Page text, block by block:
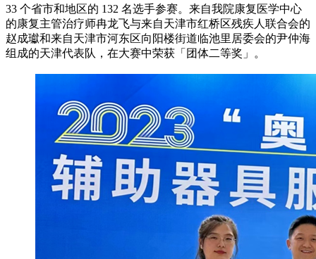
33 个省市和地区的 132 名选手参赛。来自我院康复医学中心
的康复主管治疗师冉龙飞与来自天津市红桥区残疾人联合会的
赵成瓛和来自天津市河东区向阳楼街道临池里居委会的尹仲海
组成的天津代表队，在大赛中荣获「团体二等奖」。